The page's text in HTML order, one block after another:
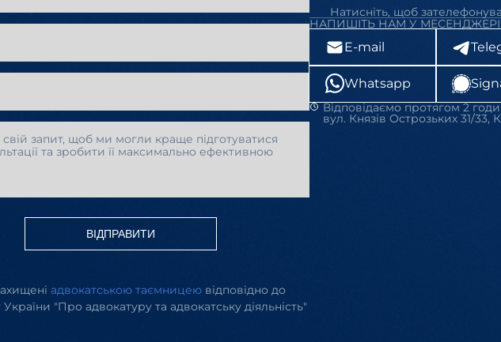
ВІДПРАВИТИ
адвокатською таємницею відповідно до
України "Про адвокатуру та адвокатську діяльність"
Натисніть, щоб
НАПИШІТЬ НАМ У МЕСЕНДЖЕРІ:
E-mail
Whatsapp
Відповідаємо протягом 2
вул. Князів Острозьких 31/33,